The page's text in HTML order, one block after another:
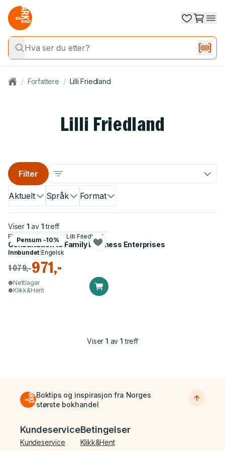
/ Forfattere / Lilli Friedland
Lilli Friedland
Aktuelt Språk Format
Filter
Viser 1 av 1 treff
Pensum -10%
Florence W. Kaslow, Lilli Friedland
Consultation to Family Business Enterprises
Innbundet |Engelsk
1 079,-971,-
Nettlager
Klikk&Hent
Viser1 av 1 treff
Boktips og inspirasjon fra Norges
største bokhandel
Bunnmeny
Kundeservice
Kundeservice
Betingelser
Klikk&Hent